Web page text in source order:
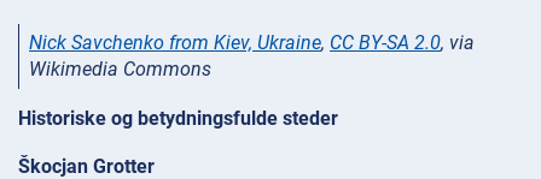
Nick Savchenko from Kiev, Ukraine, CC BY-SA 2.0, via
Wikimedia Commons
Historiske og betydningsfulde steder
Škocjan Grotter